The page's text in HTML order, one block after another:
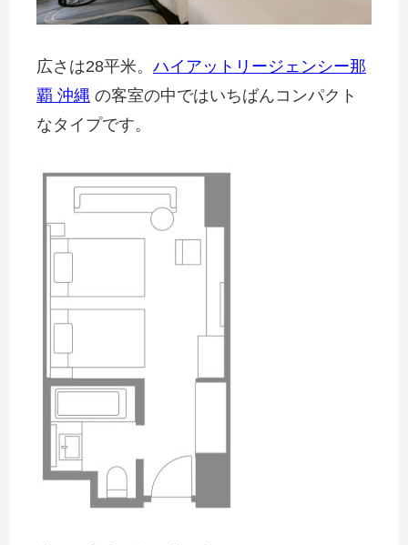
広さは28平米。 ハイアットリージェンシー那
覇 沖縄 の客室の中ではいちばんコンパクト
なタイプです。